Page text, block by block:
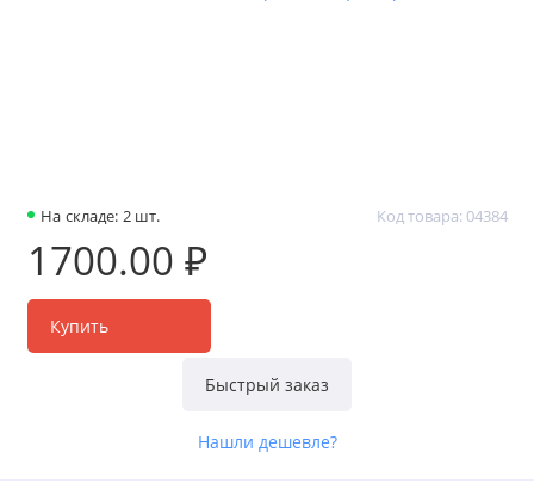
На складе: 2 шт. Код товара: 04384
1700.00 ₽
Купить
Быстрый заказ
Нашли дешевле?